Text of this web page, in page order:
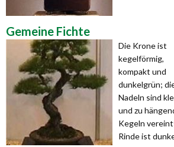
Gemeine Fichte
Die Krone ist
kegelförmig,
kompakt und
dunkelgrün;
Nadeln sind
und zu
Kegeln
Rinde ist